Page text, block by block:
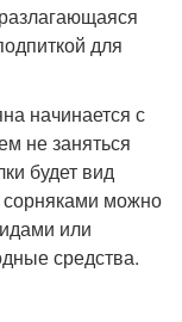
для
начинается с
не заняться
будет вид
можно
или
средства.